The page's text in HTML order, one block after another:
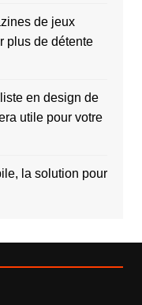
de jeux
plus de détente
en design de
utile pour votre
la solution pour